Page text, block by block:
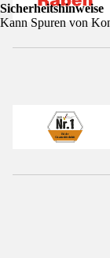
Sicherheitshinweise
Kann Spuren von